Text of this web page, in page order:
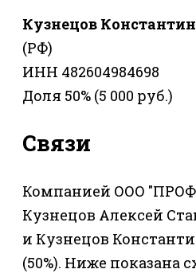
Кузнецов
(РФ)
ИНН 482604984698
Доля 50% (5 000 руб.)
Связи
Компанией ООО
Кузнецов Алексей
и Кузнецов
(50%). Ниже показана